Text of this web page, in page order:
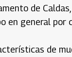
de
en general por
de